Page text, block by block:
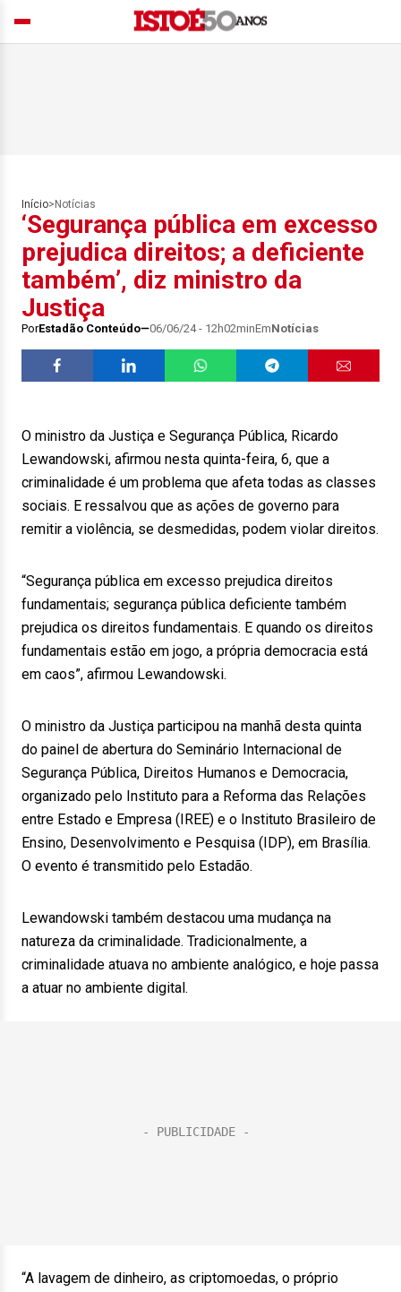
Início> Notícias
‘Segurança pública em excesso
prejudica direitos; a deficiente
também’, diz ministro da
Justiça
PorEstadão Conteúdo 06/06/24 - 12h02minEmNotícias
O ministro da Justiça e Segurança Pública, Ricardo
Lewandowski, afirmou nesta quinta-feira, 6, que a
criminalidade é um problema que afeta todas as classes
sociais. E ressalvou que as ações de governo para
remitir a violência, se desmedidas, podem violar direitos.
“Segurança pública em excesso prejudica direitos
fundamentais; segurança pública deficiente também
prejudica os direitos fundamentais. E quando os direitos
fundamentais estão em jogo, a própria democracia está
em caos”, afirmou Lewandowski.
O ministro da Justiça participou na manhã desta quinta
do painel de abertura do Seminário Internacional de
Segurança Pública, Direitos Humanos e Democracia,
organizado pelo Instituto para a Reforma das Relações
entre Estado e Empresa (IREE) e o Instituto Brasileiro de
Ensino, Desenvolvimento e Pesquisa (IDP), em Brasília.
O evento é transmitido pelo Estadão.
Lewandowski também destacou uma mudança na
natureza da criminalidade. Tradicionalmente, a
criminalidade atuava no ambiente analógico, e hoje passa
a atuar no ambiente digital.
“A lavagem de dinheiro, as criptomoedas, o próprio